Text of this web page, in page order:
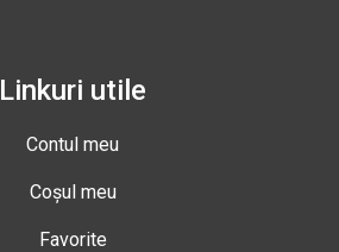
Linkuri utile
Contul meu
Coșul meu
Favorite